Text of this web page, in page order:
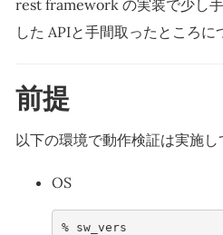
rest framework の実装で少し
した APIと手間取ったところに
前提
以下の環境で動作検証は実施し
OS
% sw_vers